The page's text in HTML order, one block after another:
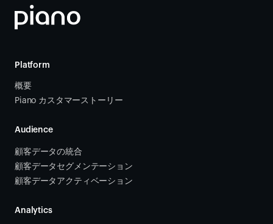
Platform
概要
Piano カスタマーストーリー
Audience
顧客データの統合
顧客データセグメンテーション
顧客データアクティベーション
Analytics